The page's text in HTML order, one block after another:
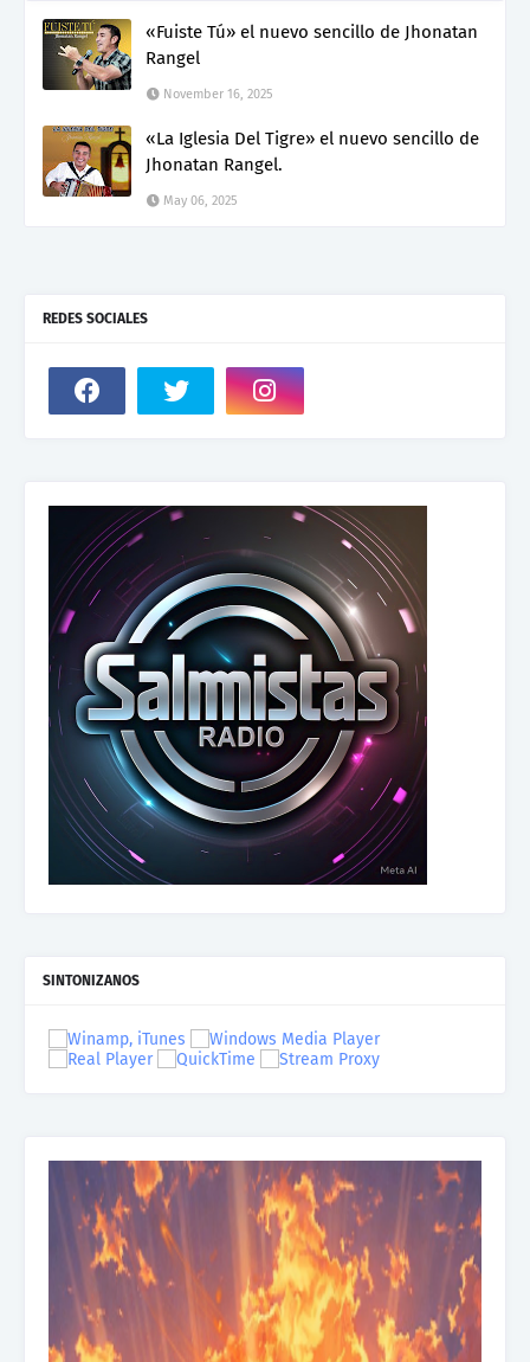
«Fuiste Tú» el nuevo sencillo de Jhonatan
Rangel
November 16, 2025
«La Iglesia Del Tigre» el nuevo sencillo de
Jhonatan Rangel.
May 06, 2025
REDES SOCIALES
SINTONIZANOS